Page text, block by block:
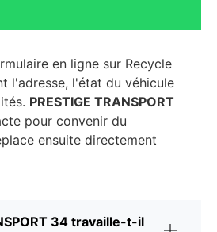
en ligne sur Recycle
l'adresse, l'état du véhicule
PRESTIGE TRANSPORT
pour convenir du
ensuite directement
34 travaille-t-il